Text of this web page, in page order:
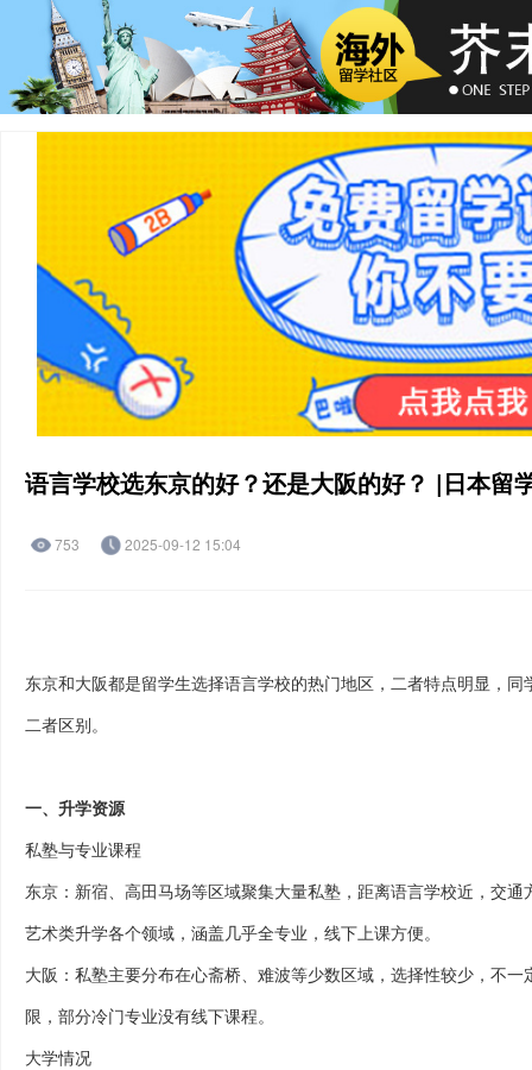
语言学校选东京的好？还是大阪的好？ |日本留
753 2025-09-12 15:04
东京和大阪都是留学生选择语言学校的热门地区，二者特点明显，
二者区别。
一、升学资源
私塾与专业课程
东京：新宿、高田马场等区域聚集大量私塾，距离语言学校近，交
艺术类升学各个领域，涵盖几乎全专业，线下上课方便。
大阪：私塾主要分布在心斋桥、难波等少数区域，选择性较少，不
限，部分冷门专业没有线下课程。
大学情况